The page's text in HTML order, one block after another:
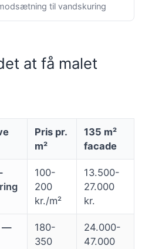
til vandskuring
at få malet
Pris pr.
m²
135 m²
facade
100-
200
kr./m²
13.500-
27.000
kr.
—
180-
350
24.000-
47.000